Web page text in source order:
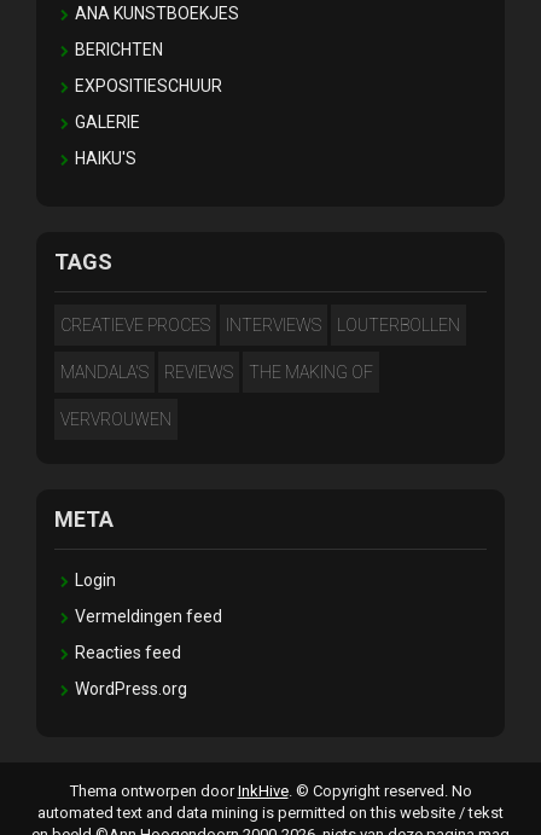
ANA KUNSTBOEKJES
BERICHTEN
EXPOSITIESCHUUR
GALERIE
HAIKU'S
TAGS
CREATIEVE PROCES INTERVIEWS LOUTERBOLLEN
MANDALA'S REVIEWS THE MAKING OF
VERVROUWEN
META
Login
Vermeldingen feed
Reacties feed
WordPress.org
Thema ontworpen doorInkHive. © Copyright reserved. No
automated text and data mining is permitted on this website / tekst